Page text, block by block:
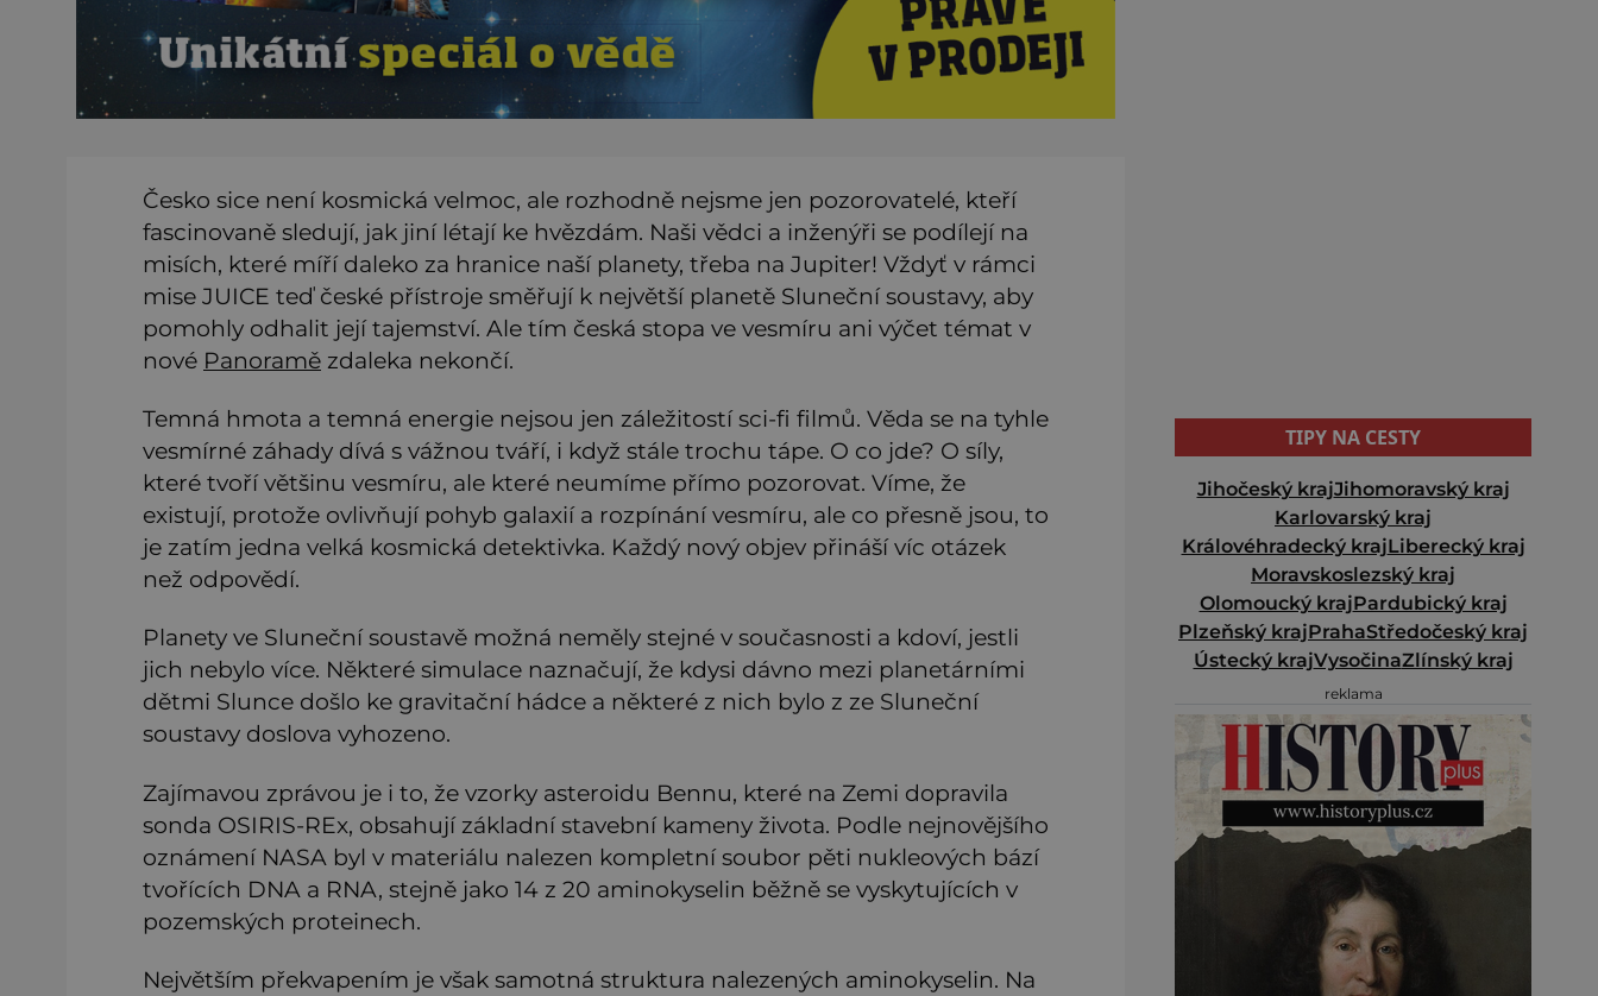
Česko sice není kosmická velmoc, ale rozhodně nejsme jen pozorovatelé, kteří
fascinovaně sledují, jak jiní létají ke hvězdám. Naši vědci a inženýři se podílejí na
misích, které míří daleko za hranice naší planety, třeba na Jupiter! Vždyť v rámci
mise JUICE teď české přístroje směřují k největší planetě Sluneční soustavy, aby
pomohly odhalit její tajemství. Ale tím česká stopa ve vesmíru ani výčet témat v
nové Panoramě zdaleka nekončí.
Temná hmota a temná energie nejsou jen záležitostí sci-fi filmů. Věda se na tyhle
vesmírné záhady dívá s vážnou tváří, i když stále trochu tápe. O co jde? O síly,
které tvoří většinu vesmíru, ale které neumíme přímo pozorovat. Víme, že
existují, protože ovlivňují pohyb galaxií a rozpínání vesmíru, ale co přesně jsou, to
je zatím jedna velká kosmická detektivka. Každý nový objev přináší víc otázek
než odpovědí.
Planety ve Sluneční soustavě možná neměly stejné v současnosti a kdoví, jestli
jich nebylo více. Některé simulace naznačují, že kdysi dávno mezi planetárními
dětmi Slunce došlo ke gravitační hádce a některé z nich bylo z ze Sluneční
soustavy doslova vyhozeno.
Zajímavou zprávou je i to, že vzorky asteroidu Bennu, které na Zemi dopravila
sonda OSIRIS-REx, obsahují základní stavební kameny života. Podle nejnovějšího
oznámení NASA byl v materiálu nalezen kompletní soubor pěti nukleových bází
tvořících DNA a RNA, stejně jako 14 z 20 aminokyselin běžně se vyskytujících v
pozemských proteinech.
Největším překvapením je však samotná struktura nalezených aminokyselin. Na
TIPY NA CESTY
Jihočeský krajJihomoravský kraj
Karlovarský kraj
Královéhradecký krajLiberecký kraj
Moravskoslezský kraj
Olomoucký krajPardubický kraj
Plzeňský krajPrahaStředočeský kraj
Ústecký krajVysočinaZlínský kraj
reklama